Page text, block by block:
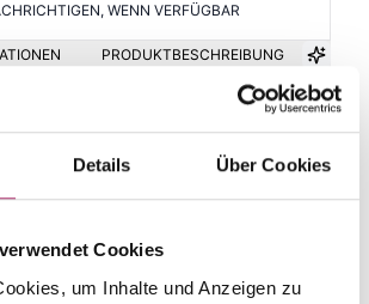
Details Über Cookies
Cookies
um Inhalte und Anzeigen zu
WENN VERFÜGBAR
PRODUKTBESCHREIBUNG
Material
Laufnummer
-